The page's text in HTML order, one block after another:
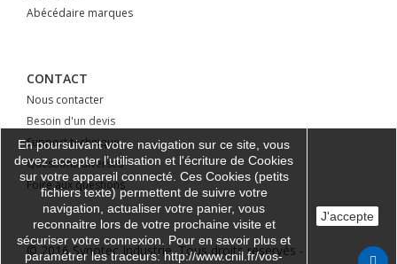
Abécédaire marques
CONTACT
Nous contacter
Besoin d'un devis
Support technique
Questions diverses
Foire aux questions
© 2016 Synotec Industrie. Tous droits réservés -
En poursuivant votre navigation sur ce site, vous
devez accepter l’utilisation et l'écriture de Cookies
sur votre appareil connecté. Ces Cookies (petits
fichiers texte) permettent de suivre votre
navigation, actualiser votre panier, vous
reconnaitre lors de votre prochaine visite et
sécuriser votre connexion. Pour en savoir plus et
paramétrer les traceurs: http://www.cnil.fr/vos-
J'accepte